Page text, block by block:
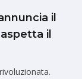
il
il